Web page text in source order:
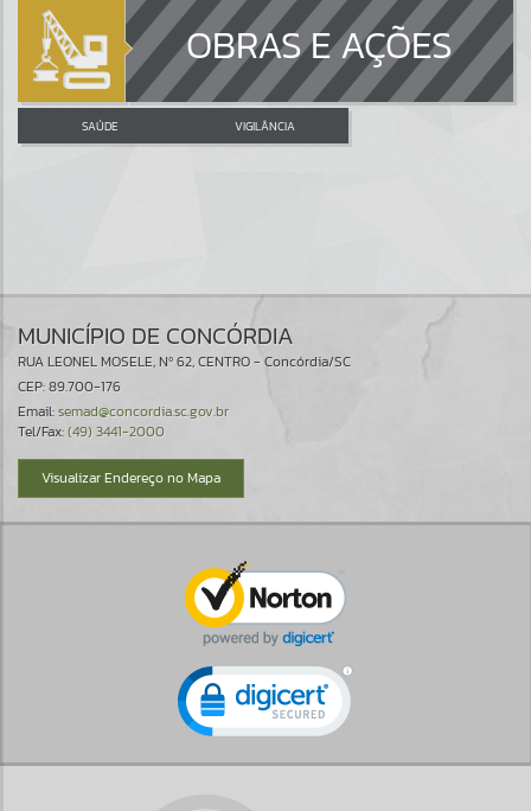
OBRAS E AÇÕES
SAÚDE VIGILÂNCIA
MUNICÍPIO DE CONCÓRDIA
RUA LEONEL MOSELE, Nº 62, CENTRO - Concórdia/SC
CEP: 89.700-176
Email:semad@concordia.sc.gov.br
Tel/Fax:(49) 3441-2000
Visualizar Endereço no Mapa